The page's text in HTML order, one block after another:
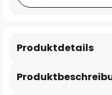
Produktdetails